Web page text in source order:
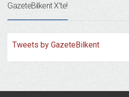
GazeteBilkent X’te!
Tweets by GazeteBilkent